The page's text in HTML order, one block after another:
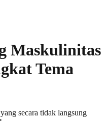
Maskulinitas
Tema
secara tidak langsung